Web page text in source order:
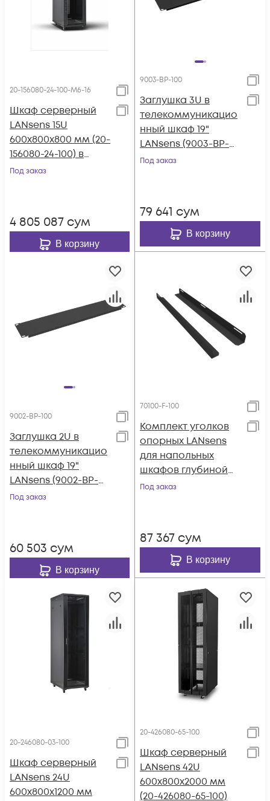
20-156080-24-100-M6-16
Шкаф серверный
LANsens 15U
600x800x800 мм (20-
156080-24-100) в
комплекте с
Под заказ
4 805 087 сум
В корзину
9003-BP-100
Заглушка 3U в
телекоммуникацио
нный шкаф 19"
LANsens (9003-BP-
100)
Под заказ
79 641 сум
В корзину
9002-BP-100
Заглушка 2U в
телекоммуникацио
нный шкаф 19"
LANsens (9002-BP-
100)
Под заказ
60 503 сум
В корзину
70100-F-100
Комплект уголков
опорных LANsens
для напольных
шкафов глубиной
1000 мм (70100-F-
Под заказ
87 367 сум
В корзину
20-246080-03-100
Шкаф серверный
LANsens 24U
600x800x1200 мм
20-426080-65-100
Шкаф серверный
LANsens 42U
600x800x2000 мм
(20-426080-65-100)